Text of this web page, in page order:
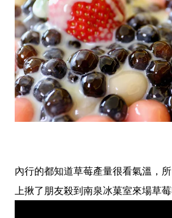
內行的都知道草莓產量很看氣溫，
上揪了朋友殺到南泉冰菓室來場草莓